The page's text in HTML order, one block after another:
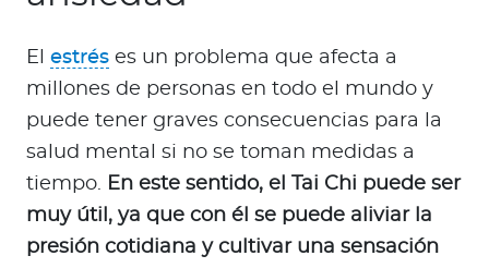
El estrés es un problema que afecta a
millones de personas en todo el mundo y
puede tener graves consecuencias para la
salud mental si no se toman medidas a
tiempo. En este sentido, el Tai Chi puede ser
muy útil, ya que con él se puede aliviar la
presión cotidiana y cultivar una sensación